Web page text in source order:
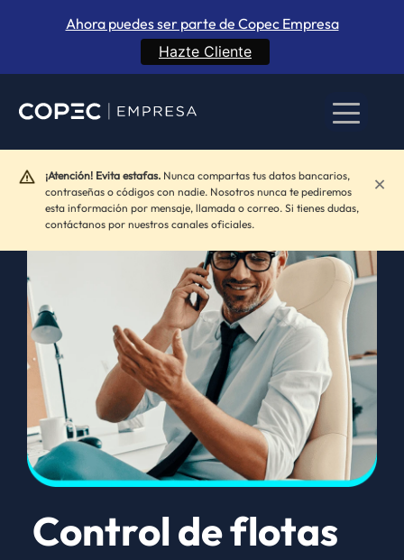
Ahora puedes ser parte de Copec Empresa
Hazte Cliente
¡Atención! Evita estafas. Nunca compartas tus datos bancarios,
contraseñas o códigos con nadie. Nosotros nunca te pediremos
esta información por mensaje, llamada o correo. Si tienes dudas,
contáctanos por nuestros canales oficiales.
×
Control de flotas